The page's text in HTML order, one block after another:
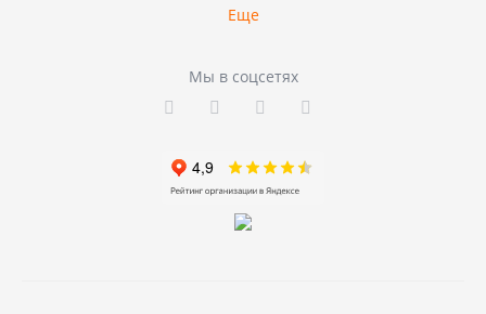
Еще
Мы в соцсетях